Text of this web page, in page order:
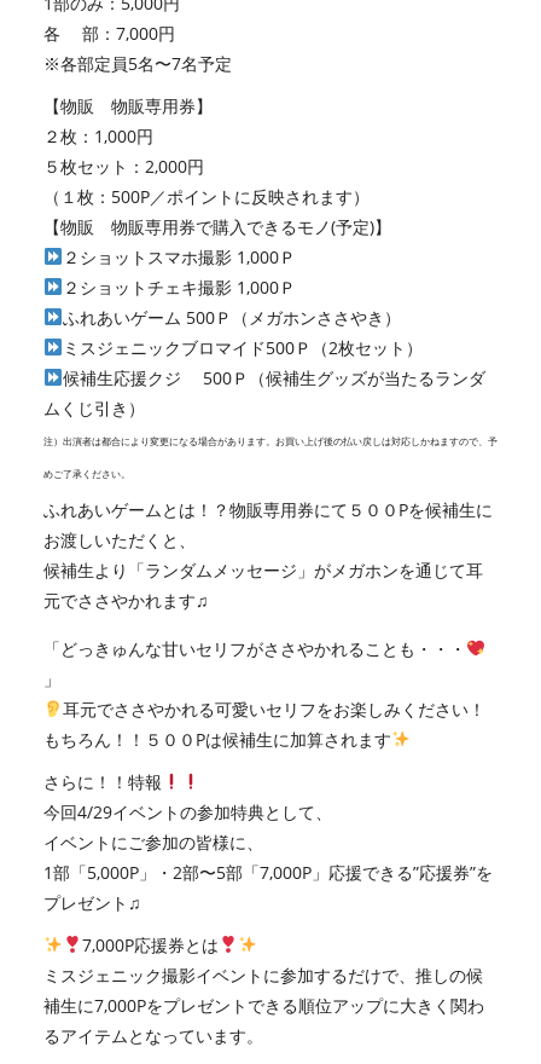
各 部：7,000円
※各部定員5名〜7名予定
【物販 物販専用券】
２枚：1,000円
５枚セット：2,000円
（１枚：500P／ポイントに反映されます）
【物販 物販専用券で購入できるモノ(予定)】
２ショットスマホ撮影 1,000Ｐ
２ショットチェキ撮影 1,000Ｐ
ふれあいゲーム 500Ｐ（メガホンささやき）
ミスジェニックブロマイド500Ｐ（2枚セット）
候補生応援クジ 500Ｐ（候補生グッズが当たるランダ
ムくじ引き）
注）出演者は都合により変更になる場合があります。お買い上げ後の払い戻しは対応しかねますので、予
めご了承ください。
ふれあいゲームとは！？物販専用券にて５００Pを候補生に
お渡しいただくと、
候補生より「ランダムメッセージ」がメガホンを通じて耳
元でささやかれます♫
「どっきゅんな甘いセリフがささやかれることも・・・
」
耳元でささやかれる可愛いセリフをお楽しみください！
もちろん！！５００Pは候補生に加算されます
さらに！！特報
今回4/29イベントの参加特典として、
イベントにご参加の皆様に、
1部「5,000P」・2部〜5部「7,000P」応援できる”応援券”を
プレゼント♫
7,000P応援券とは
ミスジェニック撮影イベントに参加するだけで、推しの候
補生に7,000Pをプレゼントできる順位アップに大きく関わ
るアイテムとなっています。